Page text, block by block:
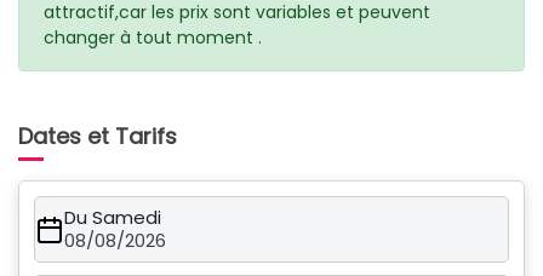
attractif,car les prix sont variables et peuvent
changer à tout moment .
Dates et Tarifs
Du Samedi
08/08/2026